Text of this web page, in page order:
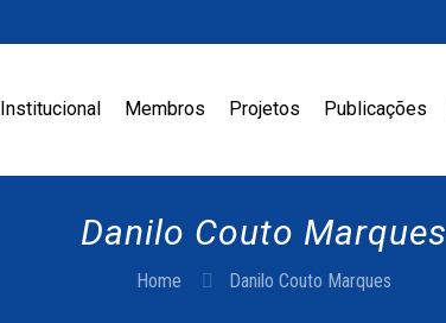
Institucional Membros Projetos Publicações
Danilo Couto Marques
Home Danilo Couto Marques